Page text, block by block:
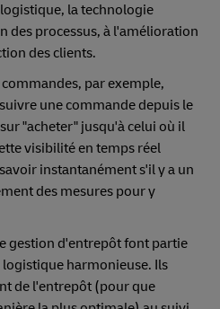
la technologie
des processus, à l'amélioration
des clients.
par exemple,
une commande depuis le
"acheter" jusqu'à celui où il
visibilité en temps réel
instantanément s'il y a un
des mesures pour y
gestion d'entrepôt font partie
harmonieuse. Ils
de l'entrepôt (pour que